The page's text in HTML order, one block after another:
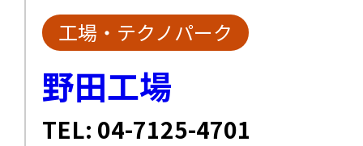
工場・テクノパーク
野田工場
TEL: 04-7125-4701